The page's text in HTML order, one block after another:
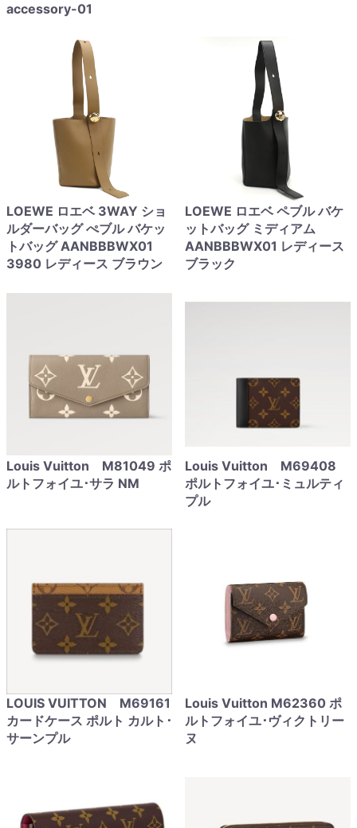
accessory-01
LOEWE ロエベ 3WAY ショ
ルダーバッグ ぺブル バケッ
トバッグ AANBBBWX01
3980 レディース ブラウン
LOEWE ロエベ ペブル バケ
ットバッグ ミディアム
AANBBBWX01 レディース
ブラック
Louis Vuitton M81049 ポ
ルトフォイユ･サラ NM
Louis Vuitton M69408
ポルトフォイユ･ミュルティ
プル
LOUIS VUITTON M69161
カードケース ポルト カルト･
サーンプル
Louis Vuitton M62360 ポ
ルトフォイユ･ヴィクトリー
ヌ